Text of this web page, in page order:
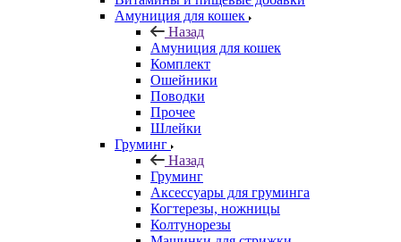
Амуниция для кошек
Назад
Амуниция для кошек
Комплект
Ошейники
Поводки
Прочее
Шлейки
Груминг
Назад
Груминг
Аксессуары для груминга
Когтерезы, ножницы
Колтунорезы